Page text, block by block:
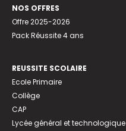
NOS OFFRES
Offre 2025-2026
Pack Réussite 4 ans
REUSSITE SCOLAIRE
Ecole Primaire
Collège
CAP
Lycée général et technologique